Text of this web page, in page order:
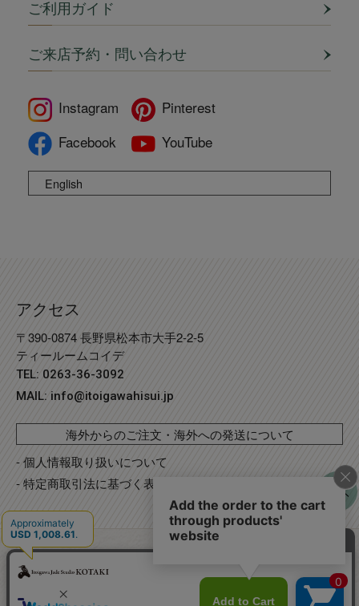
ご利用ガイド
ご来店予約・問い合わせ
Instagram
Pinterest
Facebook
YouTube
English
アクセス
〒390-0874 長野県松本市大手2-2-5
ティールームコイデ
TEL: 0263-36-3092
MAIL: info@itoigawahisui.jp
海外からのご注文・海外への発送について
- 個人情報取り扱いについて
- 特定商取引法に基づく表記
Copyright©2023 糸魚川翡翠工房こたき